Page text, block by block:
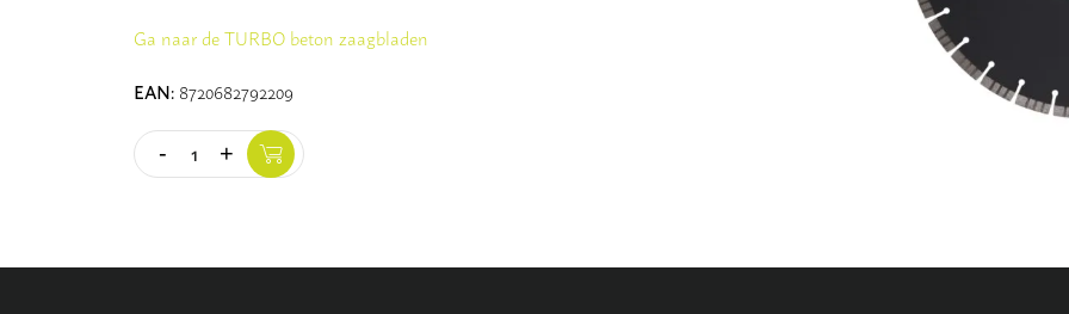
Ga naar de TURBO beton zaagbladen
EAN: 8720682792209
Quantity
- +